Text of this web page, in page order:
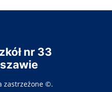
nr 33
zastrzeżone ©.